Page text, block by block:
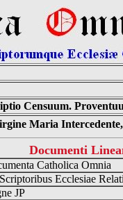
Censuum.
Maria
Documenti
Catholica Omnia
Ecclesiae
JP